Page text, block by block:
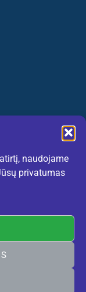
naudojame
privatumas
Sukurta